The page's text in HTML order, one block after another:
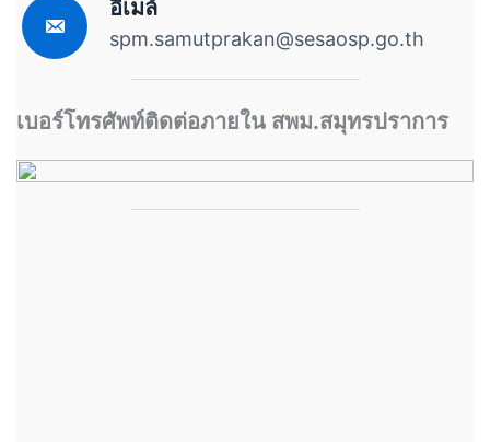
อีเมล์
spm.samutprakan@sesaosp.go.th
เบอร์โทรศัพท์ติดต่อภายใน สพม.สมุทรปราการ